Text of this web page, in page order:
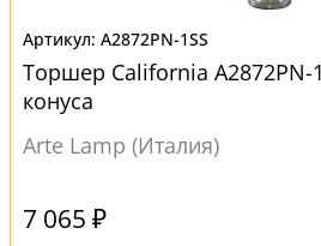
A2872PN-1SS
Торшер California A2872PN-
конуса
Arte Lamp (Италия)
7 065 ₽